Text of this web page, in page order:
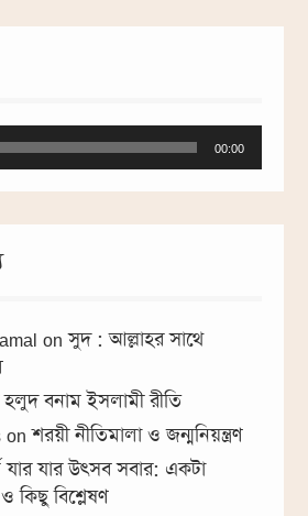
00:00
onসুদ : আল্লাহর সাথে
হলুদ বনাম ইসলামী রীতি
onশরয়ী নীতিমালা ও জন্মনিয়ন্ত্রণ
যার যার উৎসব সবার: একটা
কিছু বিশ্লেষণ